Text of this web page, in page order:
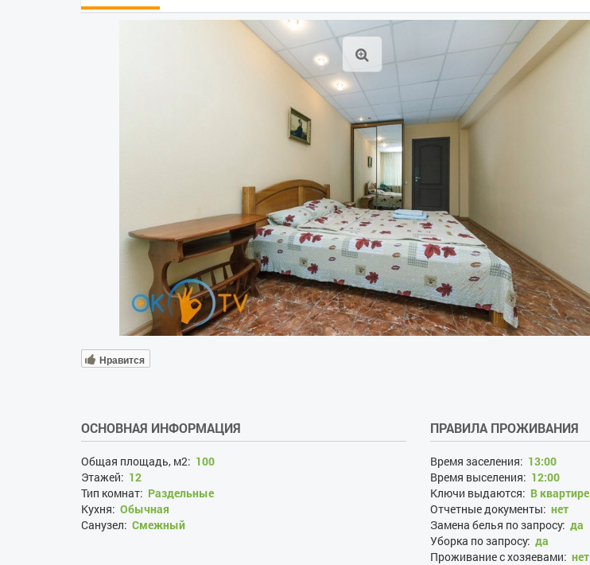
Нравится
ОСНОВНАЯ ИНФОРМАЦИЯ
Общая площадь, м2: 100
Этажей: 12
Тип комнат: Раздельные
Кухня: Обычная
Санузел: Смежный
ПРАВИЛА ПРОЖИВАНИЯ
Время заселения: 13:00
Время выселения: 12:00
Ключи выдаются: В квартире
Отчетные документы: нет
Замена белья по запросу: да
Уборка по запросу: да
Проживание с хозяевами: нет